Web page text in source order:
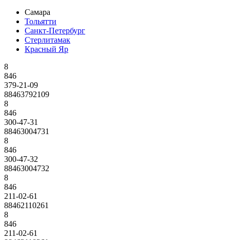
Самара
Тольятти
Санкт-Петербург
Стерлитамак
Красный Яр
8
846
379-21-09
88463792109
8
846
300-47-31
88463004731
8
846
300-47-32
88463004732
8
846
211-02-61
88462110261
8
846
211-02-61